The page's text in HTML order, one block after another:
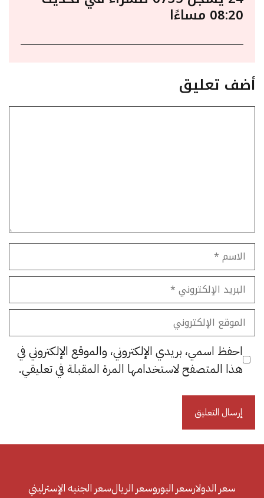
08:20 مساءًا
أضف تعليق
الاسم
البريد
الإلكتروني
الموقع
الإلكتروني
احفظ اسمي، بريدي الإلكتروني، والموقع الإلكتروني في
هذا المتصفح لاستخدامها المرة المقبلة في تعليقي.
سعر الدولارسعر اليوروسعر الريالسعر الجنيه الإسترليني